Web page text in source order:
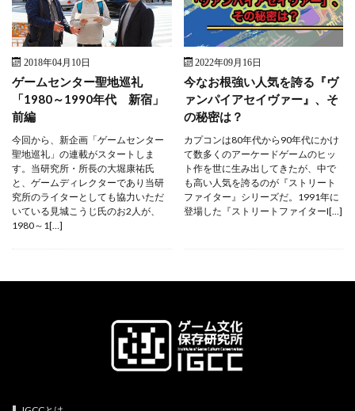
2018年04月10日
ゲームセンター聖地巡礼
「1980～1990年代 新宿」
前編
今回から、新企画「ゲームセンター
聖地巡礼」の連載がスタートしま
す。当研究所・所長の大堀康祐氏
と、ゲームディレクターであり当研
究所のライターとしても協力いただ
いている見城こうじ氏のお2人が、
1980～1[…]
2022年09月16日
今なお根強い人気を誇る『ヴ
ァンパイアセイヴァー』、そ
の秘密は？
カプコンは80年代から90年代にかけ
て数多くのアーケードゲームのヒッ
ト作を世に生み出してきたが、中で
も高い人気を誇るのが『ストリート
ファイター』シリーズだ。1991年に
登場した『ストリートファイターI[…]